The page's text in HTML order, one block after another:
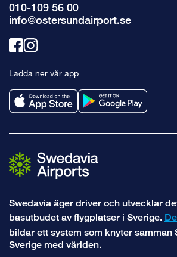
010-109 56 00
info@ostersundairport.se
Länk
facebook
Länk
instagram
Ladda ner vår app
Swedavia äger driver och utvecklar
basutbudet av flygplatser i Sverige.
bildar ett system som knyter samman
Sverige med världen.